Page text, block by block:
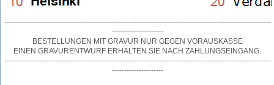
-------------------------------------------------------------------------------------------------------------
---------------------
BESTELLUNGEN MIT GRAVUR NUR GEGEN VORAUSKASSE
EINEN GRAVURENTWURF ERHALTEN SIE NACH ZAHLUNGSEINGANG.
-------------------------------------------------------------------------------------------------------------
---------------------